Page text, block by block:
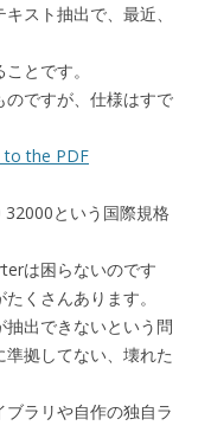
スト抽出で、最近、
とです。
ですが、仕様はすで
to the PDF
32000という国際規格
は困らないのです
くさんあります。
出できないという問
拠してない、壊れた
ラリや自作の独自ラ